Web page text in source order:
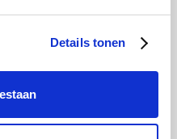
Details tonen
Pazzox Manutan